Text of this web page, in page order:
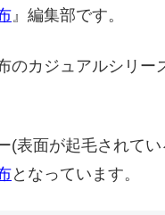
』編集部です。
のカジュアルシリー
(表面が起毛されて
となっています。